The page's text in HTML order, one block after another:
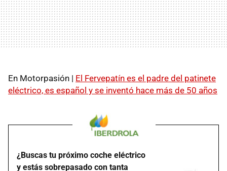
En Motorpasión | El Fervepatín es el padre del patinete
eléctrico, es español y se inventó hace más de 50 años
¿Buscas tu próximo coche eléctrico
y estás sobrepasado con tanta